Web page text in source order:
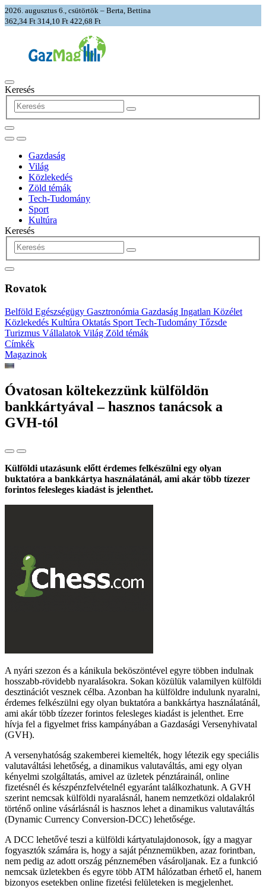
2026. augusztus 6., csütörtök – Berta, Bettina
362,34 Ft 314,10 Ft 422,68 Ft
Keresés
Gazdaság
Világ
Közlekedés
Zöld témák
Tech-Tudomány
Sport
Kultúra
Keresés
Rovatok
Belföld Egészségügy Gasztronómia Gazdaság Ingatlan Közélet
Közlekedés Kultúra Oktatás Sport Tech-Tudomány Tőzsde
Turizmus Vállalatok Világ Zöld témák
Címkék
Magazinok
Óvatosan költekezzünk külföldön
bankkártyával – hasznos tanácsok a
GVH-tól
Külföldi utazásunk előtt érdemes felkészülni egy olyan
buktatóra a bankkártya használatánál, ami akár több tízezer
forintos felesleges kiadást is jelenthet.
A nyári szezon és a kánikula beköszöntével egyre többen indulnak
hosszabb-rövidebb nyaralásokra. Sokan közülük valamilyen külföldi
desztinációt vesznek célba. Azonban ha külföldre indulunk nyaralni,
érdemes felkészülni egy olyan buktatóra a bankkártya használatánál,
ami akár több tízezer forintos felesleges kiadást is jelenthet. Erre
hívja fel a figyelmet friss kampányában a Gazdasági Versenyhivatal
(GVH).
A versenyhatóság szakemberei kiemelték, hogy létezik egy speciális
valutaváltási lehetőség, a dinamikus valutaváltás, ami egy olyan
kényelmi szolgáltatás, amivel az üzletek pénztárainál, online
fizetésnél és készpénzfelvételnél egyaránt találkozhatunk. A GVH
szerint nemcsak külföldi nyaralásnál, hanem nemzetközi oldalakról
történő online vásárlásnál is hasznos lehet a dinamikus valutaváltás
(Dynamic Currency Conversion-DCC) lehetősége.
A DCC lehetővé teszi a külföldi kártyatulajdonosok, így a magyar
fogyasztók számára is, hogy a saját pénznemükben, azaz forintban,
nem pedig az adott ország pénznemében vásároljanak. Ez a funkció
nemcsak üzletekben és egyre több ATM hálózatban érhető el, hanem
bizonyos esetekben online fizetési felületeken is megjelenhet.